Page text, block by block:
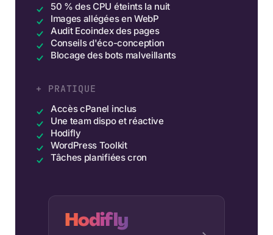
50 % des CPU éteints la nuit
Images allégées en WebP
Audit Ecoindex des pages
Conseils d'éco-conception
Blocage des bots malveillants
+ PRATIQUE
Accès cPanel inclus
Une team dispo et réactive
Hodifly
WordPress Toolkit
Tâches planifiées cron
Hodifly